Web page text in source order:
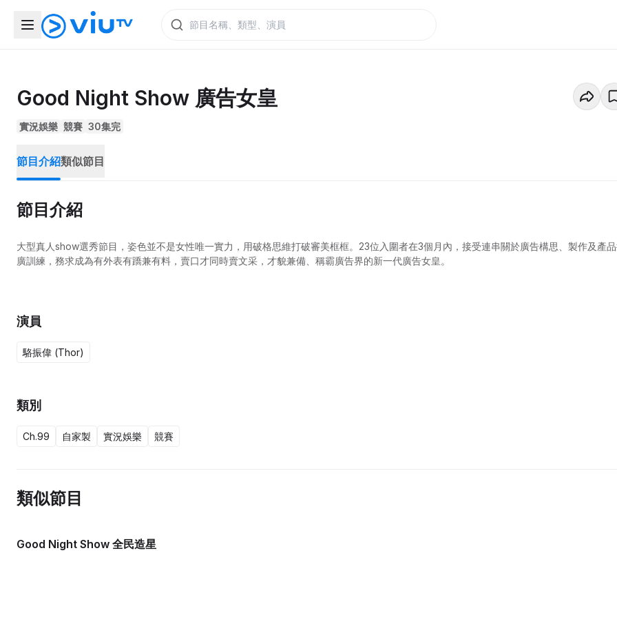
Good Night Show 廣告女皇
實況娛樂 競賽 30集完
節目介紹類似節目
節目介紹
大型真人show選秀節目，姿色並不是女性唯一實力，用破格思維打破審美框框。23位入圍者在3個月內，接受連串關於廣告構思、製作及產
廣訓練，務求成為有外表有蹻兼有料，賣口才同時賣文采，才貌兼備、稱霸廣告界的新一代廣告女皇。
演員
駱振偉 (Thor)
類別
Ch.99 自家製 實況娛樂 競賽
類似節目
Good Night Show 全民造星